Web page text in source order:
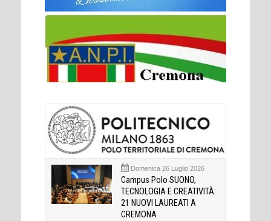
Domenica 26 Luglio 2026
Campus Polo SUONO,
TECNOLOGIA E CREATIVITÀ:
21 NUOVI LAUREATI A
CREMONA